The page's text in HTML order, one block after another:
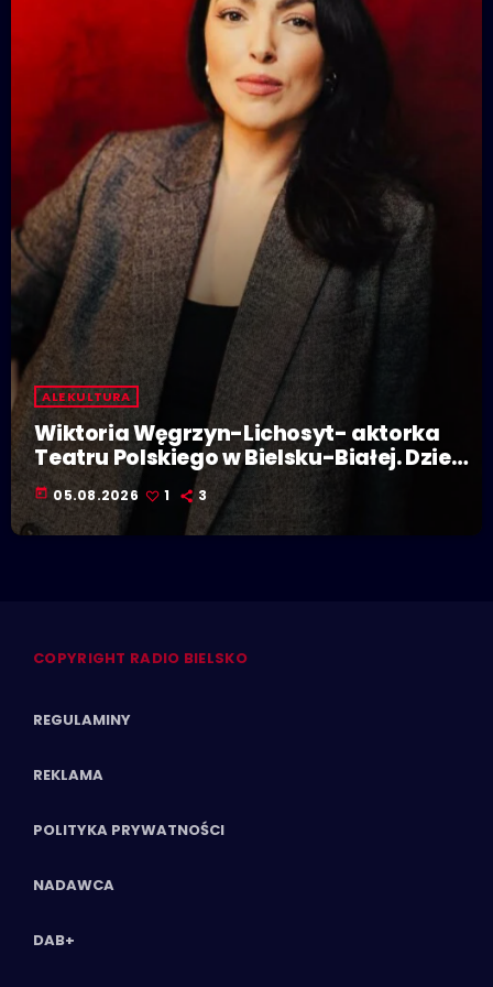
ALE KULTURA
Wiktoria Węgrzyn-Lichosyt- aktorka
Teatru Polskiego w Bielsku-Białej. Dzieje
się w Polskiej Stolicy Kultury!
today 05.08.2026 1 3
COPYRIGHT RADIO BIELSKO
REGULAMINY
REKLAMA
POLITYKA PRYWATNOŚCI
NADAWCA
DAB+